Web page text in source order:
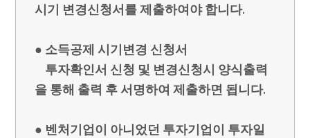
시기 변경신청서를 제출하여야 합니다.
● 소득공제 시기변경 신청서
투자확인서 신청 및 변경신청시 양식출력
을 통해 출력 후 서명하여 제출하면 됩니다.
● 벤처기업이 아니었던 투자기업이 투자일